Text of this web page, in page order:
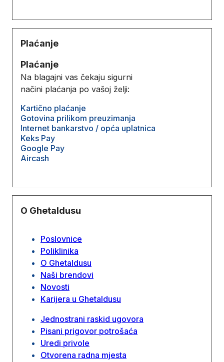
Plaćanje
Plaćanje
Na blagajni vas čekaju sigurni
načini plaćanja po vašoj želji:
Kartično plaćanje
Gotovina prilikom preuzimanja
Internet bankarstvo / opća uplatnica
Keks Pay
Google Pay
Aircash
O Ghetaldusu
Poslovnice
Poliklinika
O Ghetaldusu
Naši brendovi
Novosti
Karijera u Ghetaldusu
Jednostrani raskid ugovora
Pisani prigovor potrošaća
Uredi privole
Otvorena radna mjesta